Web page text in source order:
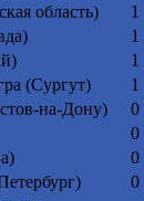
область) 1
1
1
(Сургут) 1
на-Дону) 0
0
0
0